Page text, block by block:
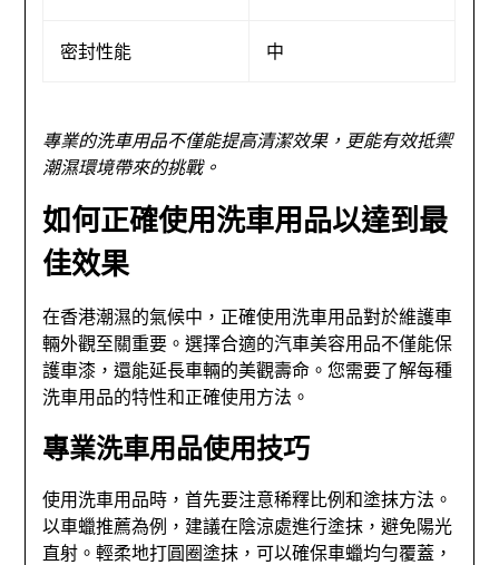
密封性能 中
專業的洗車用品不僅能提高清潔效果，更能有效抵禦
潮濕環境帶來的挑戰。
如何正確使用洗車用品以達到最
佳效果
在香港潮濕的氣候中，正確使用洗車用品對於維護車
輛外觀至關重要。選擇合適的汽車美容用品不僅能保
護車漆，還能延長車輛的美觀壽命。您需要了解每種
洗車用品的特性和正確使用方法。
專業洗車用品使用技巧
使用洗車用品時，首先要注意稀釋比例和塗抹方法。
以車蠟推薦為例，建議在陰涼處進行塗抹，避免陽光
直射。輕柔地打圓圈塗抹，可以確保車蠟均勻覆蓋，